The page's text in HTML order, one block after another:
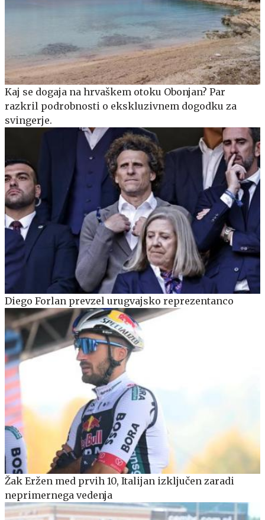
Kaj se dogaja na hrvaškem otoku Obonjan? Par
razkril podrobnosti o ekskluzivnem dogodku za
svingerje.
Diego Forlan prevzel urugvajsko reprezentanco
Žak Eržen med prvih 10, Italijan izključen zaradi
neprimernega vedenja